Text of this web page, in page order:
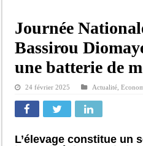
Journée
Bassirou
une batterie de
24 février 2025 Actualité ,
L’élevage constitue un